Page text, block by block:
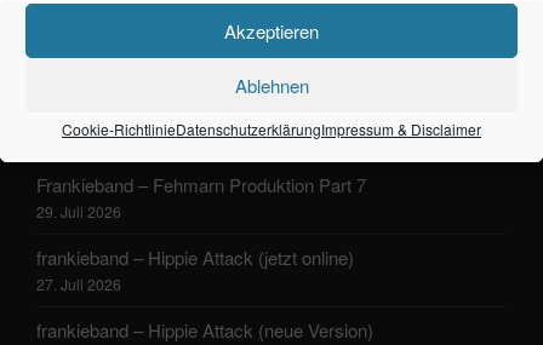
Akzeptieren
Ablehnen
Cookie-RichtlinieDatenschutzerklärungImpressum & Disclaimer
NEUESTE BEITRÄGE
1. August 2026
Frankieband – Fehmarn Produktion Part 7
29. Juli 2026
frankieband – Hippie Attack (jetzt online)
27. Juli 2026
frankieband – Hippie Attack (neue Version)